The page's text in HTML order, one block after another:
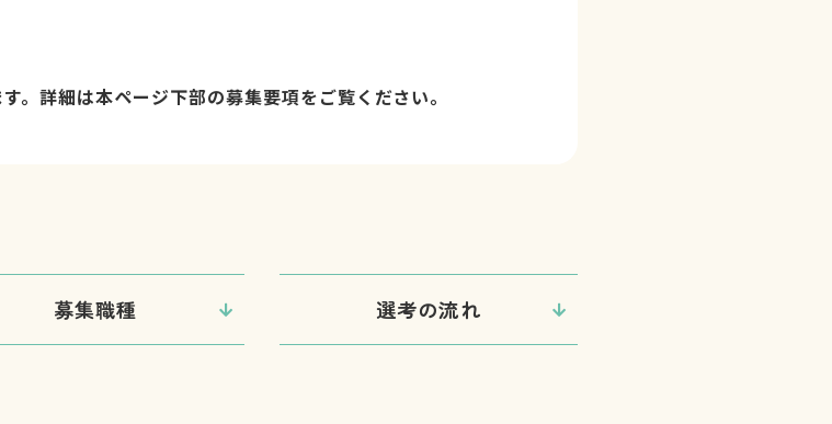
。詳細は本ページ下部の募集要項をご覧ください。
募集職種 選考の流れ